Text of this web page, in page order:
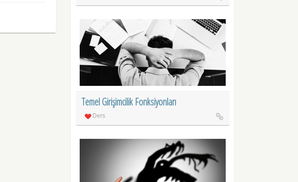
Temel Girişimcilik Fonksiyonları
Ders